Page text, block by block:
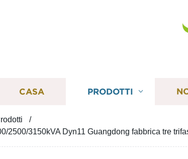
CASA PRODOTTI
2500/3150kVA Dyn11 Guangdong fabbrica tre